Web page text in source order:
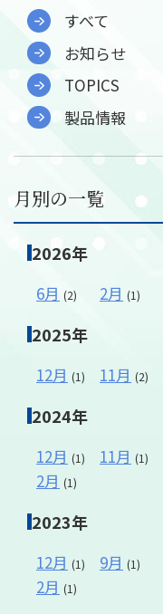
すべて
お知らせ
TOPICS
製品情報
月別の一覧
2026年
6月 (2) 2月 (1)
2025年
12月 (1) 11月 (2)
2024年
12月 (1) 11月 (1)
2月 (1)
2023年
12月 (1) 9月 (1)
2月 (1)